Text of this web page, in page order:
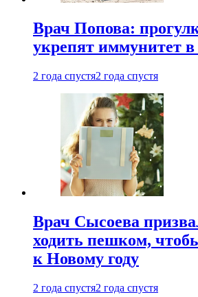
Врач Попова:
укрепят иммунитет в
2 года спустя2 года спустя
Врач Сысоева
ходить пешком,
к Новому году
2 года спустя2 года спустя